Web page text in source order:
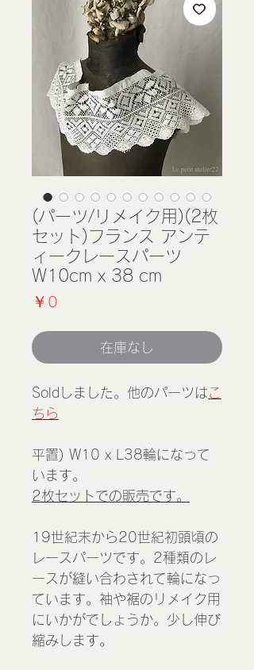
(パーツ/リメイク用)(2枚
セット)フランス アンテ
ィークレースパーツ
W10cm x 38 cm
￥0
在庫なし
Soldしました。他のパーツはこ
ちら
平置) W10 x L38輪になって
います。
2枚セットでの販売です。
19世紀末から20世紀初頭頃の
レースパーツです。2種類のレ
ースが縫い合わされて輪になっ
ています。袖や裾のリメイク用
にいかがでしょうか。少し伸び
縮みします。